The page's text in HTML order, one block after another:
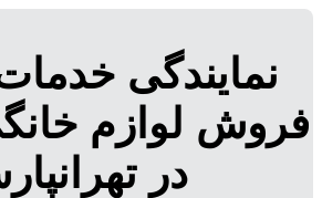
نمایندگی
فروش لوازم
در